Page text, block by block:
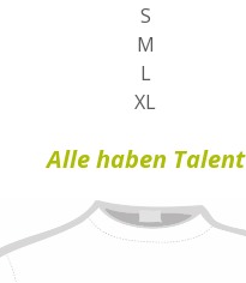
S
M
L
XL
Alle haben Talent